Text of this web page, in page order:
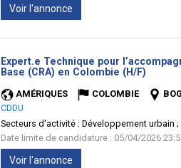
Voir l'annonce
Expert.e Technique pour
Base (CRA) en Colombie (H/F)
AMÉRIQUES COLOMBIE
CDDU
Secteurs d'activité : Développement urbain
Date limite de candidature : 05/04/2026
Voir l'annonce